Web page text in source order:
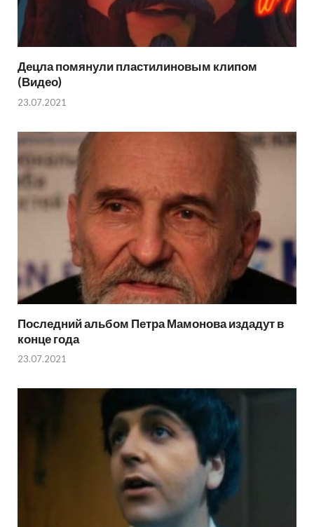
Децла помянули пластилиновым клипом
(Видео)
23.07.2021
Последний альбом Петра Мамонова издадут в
конце года
23.07.2021